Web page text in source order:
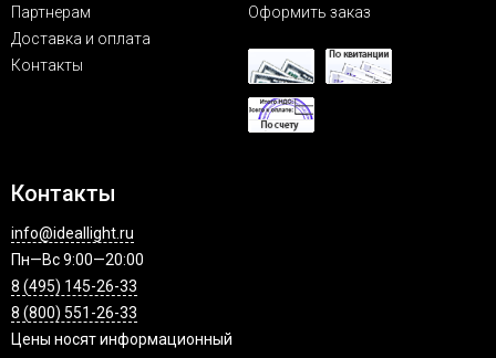
Партнерам
Доставка и оплата
Контакты
Оформить заказ
Контакты
info@ideallight.ru
Пн—Вс 9:00—20:00
8 (495) 145-26-33
8 (800) 551-26-33
Цены носят информационный